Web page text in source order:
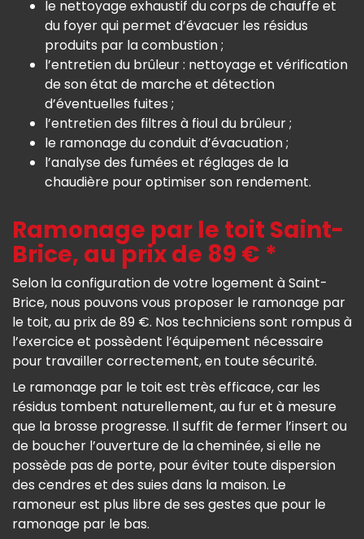
le nettoyage exhaustif du corps de chauffe et
du foyer qui permet d’évacuer les résidus
produits par la combustion ;
l’entretien du brûleur : nettoyage et vérification
de son état de marche et détection
d’éventuelles fuites ;
l’entretien des filtres à fioul du brûleur ;
le ramonage du conduit d’évacuation ;
l’analyse des fumées et réglages de la
chaudière pour optimiser son rendement.
Ramonage par le toit Saint-
Brice, au prix de 89 € *
Selon la configuration de votre logement à Saint-
Brice, nous pouvons vous proposer le ramonage par
le toit, au prix de 89 €. Nos techniciens sont rompus à
l’exercice et possèdent l’équipement nécessaire
pour travailler correctement, en toute sécurité.
Le ramonage par le toit est très efficace, car les
résidus tombent naturellement, au fur et à mesure
que la brosse progresse. Il suffit de fermer l’insert ou
de boucher l’ouverture de la cheminée, si elle ne
possède pas de porte, pour éviter toute dispersion
des cendres et des suies dans la maison. Le
ramoneur est plus libre de ses gestes que pour le
ramonage par le bas.